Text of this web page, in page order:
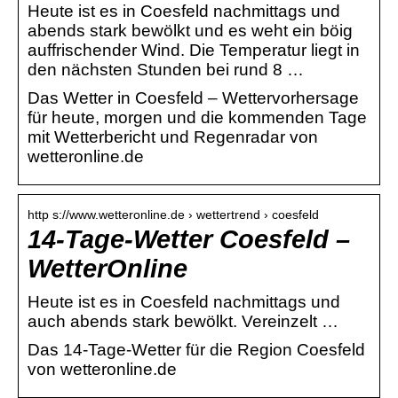
Heute ist es in Coesfeld nachmittags und
abends stark bewölkt und es weht ein böig
auffrischender Wind. Die Temperatur liegt in
den nächsten Stunden bei rund 8 …
Das Wetter in Coesfeld – Wettervorhersage
für heute, morgen und die kommenden Tage
mit Wetterbericht und Regenradar von
wetteronline.de
http s://www.wetteronline.de › wettertrend › coesfeld
14-Tage-Wetter Coesfeld –
WetterOnline
Heute ist es in Coesfeld nachmittags und
auch abends stark bewölkt. Vereinzelt …
Das 14-Tage-Wetter für die Region Coesfeld
von wetteronline.de